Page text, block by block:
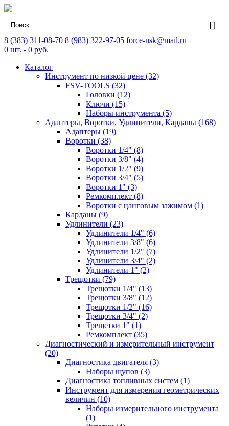
8 (383) 311-08-70 8 (983) 322-97-05 force-nsk@mail.ru
0 шт. - 0 руб.
Каталог
Инструмент по низкой цене (32)
FSV-TOOLS (32)
Головки (12)
Ключи (15)
Наборы инструмента (5)
Адаптеры, Воротки, Удлинители, Карданы (168)
Адаптеры (19)
Воротки (38)
Воротки 1/4" (8)
Воротки 3/8" (4)
Воротки 1/2" (9)
Воротки 3/4" (5)
Воротки 1" (3)
Ремкомплект (8)
Воротки с цанговым зажимом (1)
Карданы (9)
Удлинители (23)
Удлинители 1/4" (6)
Удлинители 3/8" (6)
Удлинители 1/2" (7)
Удлинители 3/4" (2)
Удлинители 1" (2)
Трещотки (79)
Трещотки 1/4" (13)
Трещотки 3/8" (12)
Трещотки 1/2" (16)
Трещотки 3/4" (2)
Трещетки 1" (1)
Ремкомплект (35)
Диагностический и измерительный инструмент
(20)
Диагностика двигателя (3)
Наборы щупов (3)
Диагностика топливных систем (1)
Инструмент для измерения геометрических
величин (10)
Наборы измерительного инструмента
(1)